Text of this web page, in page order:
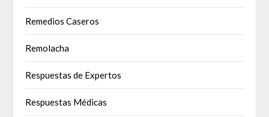
Remedios Caseros
Remolacha
Respuestas de Expertos
Respuestas Médicas